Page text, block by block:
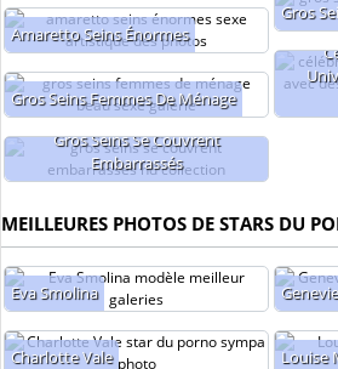
Gros
Amaretto Seins Énormes
Gros Seins Femmes De Ménage
Gros Seins Se Couvrent
Embarrassés
MEILLEURES PHOTOS DE STARS DU
Eva Smolina
Charlotte Vale Louise